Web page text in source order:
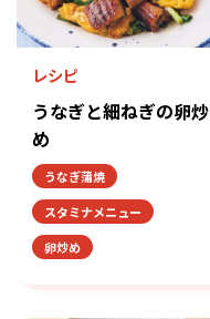
レシピ
うなぎと細ねぎの卵炒
め
うなぎ蒲焼
スタミナメニュー
卵炒め